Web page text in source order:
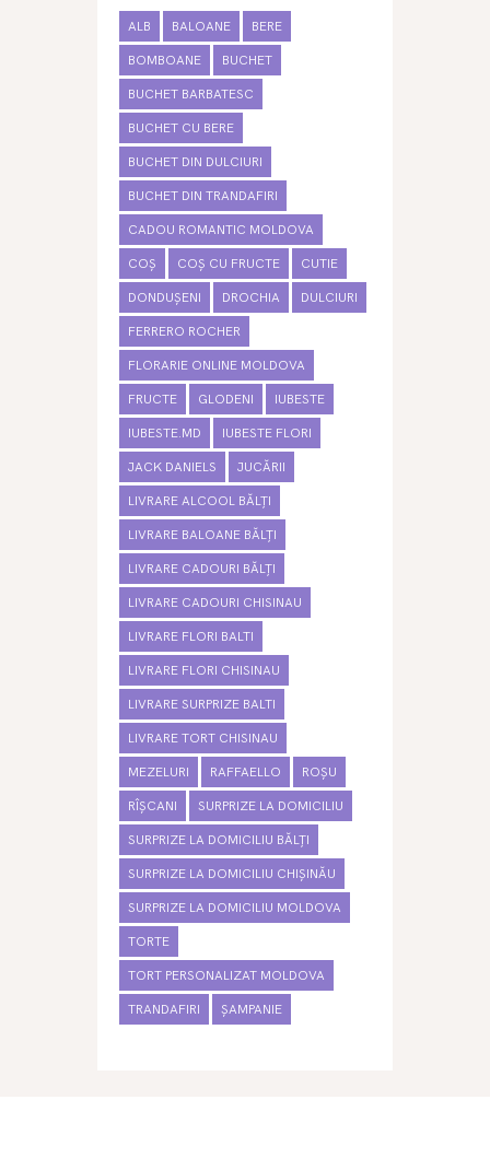
ALB BALOANE BERE
BOMBOANE BUCHET
BUCHET BARBATESC
BUCHET CU BERE
BUCHET DIN DULCIURI
BUCHET DIN TRANDAFIRI
CADOU ROMANTIC MOLDOVA
COȘ COȘ CU FRUCTE CUTIE
DONDUȘENI DROCHIA DULCIURI
FERRERO ROCHER
FLORARIE ONLINE MOLDOVA
FRUCTE GLODENI IUBESTE
IUBESTE.MD IUBESTE FLORI
JACK DANIELS JUCĂRII
LIVRARE ALCOOL BĂLȚI
LIVRARE BALOANE BĂLȚI
LIVRARE CADOURI BĂLȚI
LIVRARE CADOURI CHISINAU
LIVRARE FLORI BALTI
LIVRARE FLORI CHISINAU
LIVRARE SURPRIZE BALTI
LIVRARE TORT CHISINAU
MEZELURI RAFFAELLO ROȘU
RÎȘCANI SURPRIZE LA DOMICILIU
SURPRIZE LA DOMICILIU BĂLȚI
SURPRIZE LA DOMICILIU CHIȘINĂU
SURPRIZE LA DOMICILIU MOLDOVA
TORTE
TORT PERSONALIZAT MOLDOVA
TRANDAFIRI ȘAMPANIE